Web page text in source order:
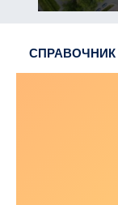
СПРАВОЧНИК